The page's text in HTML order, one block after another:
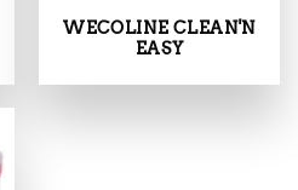
WECOLINE CLEAN'N
EASY